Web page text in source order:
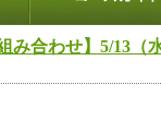
組み合わせ】5/13